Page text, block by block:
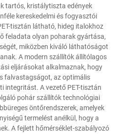
tartós, kristálytiszta edények
kereskedelmi és fogyasztói
tisztán látható, hideg italokhoz
feladata olyan poharak gyártása,
miközben kiváló láthatóságot
A modern szállítók állítólagos
eljárásokat alkalmaznak, hogy
falvastagságot, az optimális
integritást. A vezető PET-tisztán
pohár szállítók technológiai
öntőrendszerek, amelyek
termelést anélkül, hogy a
A fejlett hőmérséklet-szabályozó